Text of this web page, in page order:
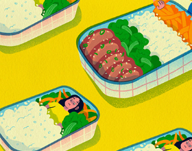
Alyssa Babasa